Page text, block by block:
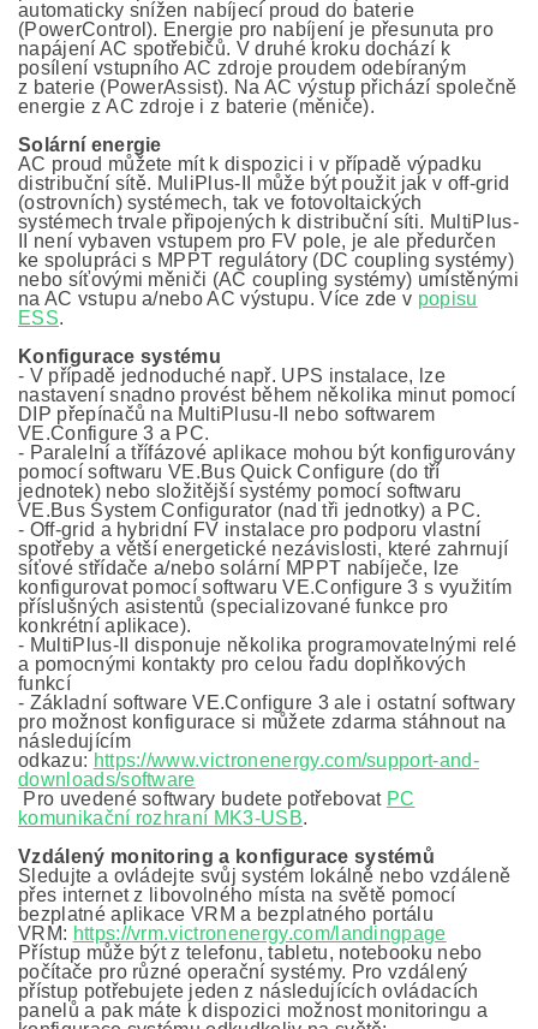
automaticky snížen nabíjecí proud do baterie
(PowerControl). Energie pro nabíjení je přesunuta pro
napájení AC spotřebičů. V druhé kroku dochází k
posílení vstupního AC zdroje proudem odebíraným
z baterie (PowerAssist). Na AC výstup přichází společně
energie z AC zdroje i z baterie (měniče).
Solární energie
AC proud můžete mít k dispozici i v případě výpadku
distribuční sítě. MuliPlus-II může být použit jak v off-grid
(ostrovních) systémech, tak ve fotovoltaických
systémech trvale připojených k distribuční síti. MultiPlus-
II není vybaven vstupem pro FV pole, je ale předurčen
ke spolupráci s MPPT regulátory (DC coupling systémy)
nebo síťovými měniči (AC coupling systémy) umístěnými
na AC vstupu a/nebo AC výstupu. Více zde v popisu
ESS.
Konfigurace systému
- V případě jednoduché např. UPS instalace, lze
nastavení snadno provést během několika minut pomocí
DIP přepínačů na MultiPlusu-II nebo softwarem
VE.Configure 3 a PC.
- Paralelní a třífázové aplikace mohou být konfigurovány
pomocí softwaru VE.Bus Quick Configure (do tří
jednotek) nebo složitější systémy pomocí softwaru
VE.Bus System Configurator (nad tři jednotky) a PC.
- Off-grid a hybridní FV instalace pro podporu vlastní
spotřeby a větší energetické nezávislosti, které zahrnují
síťové střídače a/nebo solární MPPT nabíječe, lze
konfigurovat pomocí softwaru VE.Configure 3 s využitím
příslušných asistentů (specializované funkce pro
konkrétní aplikace).
- MultiPlus-II disponuje několika programovatelnými relé
a pomocnými kontakty pro celou řadu doplňkových
funkcí
- Základní software VE.Configure 3 ale i ostatní softwary
pro možnost konfigurace si můžete zdarma stáhnout na
následujícím
odkazu: https://www.victronenergy.com/support-and-
downloads/software
Pro uvedené softwary budete potřebovat PC
komunikační rozhraní MK3-USB.
Vzdálený monitoring a konfigurace systémů
Sledujte a ovládejte svůj systém lokálně nebo vzdáleně
přes internet z libovolného místa na světě pomocí
bezplatné aplikace VRM a bezplatného portálu
VRM: https://vrm.victronenergy.com/landingpage
Přístup může být z telefonu, tabletu, notebooku nebo
počítače pro různé operační systémy. Pro vzdálený
přístup potřebujete jeden z následujících ovládacích
panelů a pak máte k dispozici možnost monitoringu a